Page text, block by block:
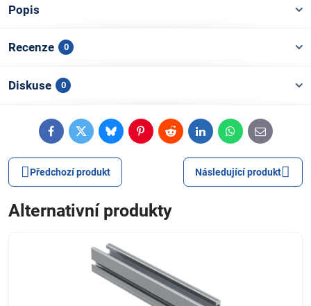
Popis
Recenze 0
Diskuse 0
FacebookTwitterBlueskyPinterestRedditLinkedInWhatsApp
E-
mail
Předchozí produkt Následující produkt
Alternativní produkty